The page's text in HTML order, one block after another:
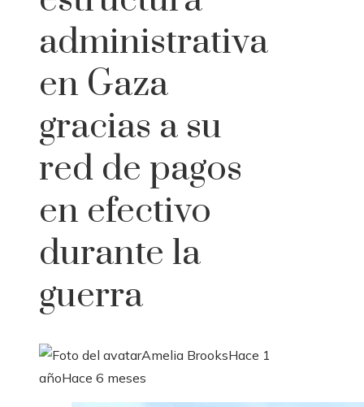
administrativa
en Gaza
gracias a su
red de pagos
en efectivo
durante la
guerra
Amelia BrooksHace 1
añoHace 6 meses